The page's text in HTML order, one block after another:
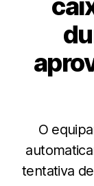
O
tentativa